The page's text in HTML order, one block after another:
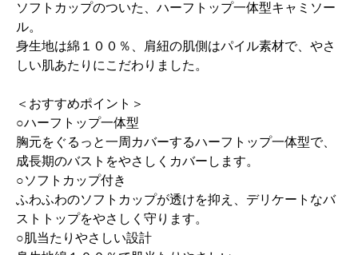
ソフトカップのついた、ハーフトップ一体型キャミソー
ル。
身生地は綿１００％、肩紐の肌側はパイル素材で、やさ
しい肌あたりにこだわりました。
＜おすすめポイント＞
○ハーフトップ一体型
胸元をぐるっと一周カバーするハーフトップ一体型で、
成長期のバストをやさしくカバーします。
○ソフトカップ付き
ふわふわのソフトカップが透けを抑え、デリケートなバ
ストトップをやさしく守ります。
○肌当たりやさしい設計